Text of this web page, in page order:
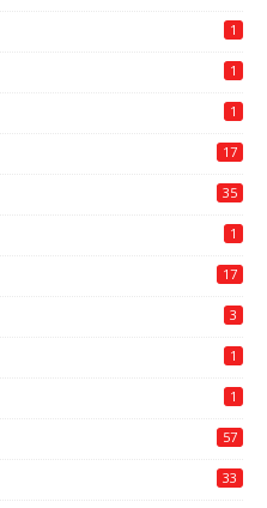
1
1
1
17
35
1
17
3
1
1
57
33